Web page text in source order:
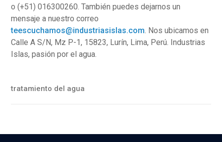
o (+51) 016300260. También puedes dejarnos un
mensaje a nuestro correo
teescuchamos@industriasislas.com. Nos ubicamos en
Calle A S/N, Mz P-1, 15823, Lurín, Lima, Perú. Industrias
Islas, pasión por el agua.
tratamiento del agua